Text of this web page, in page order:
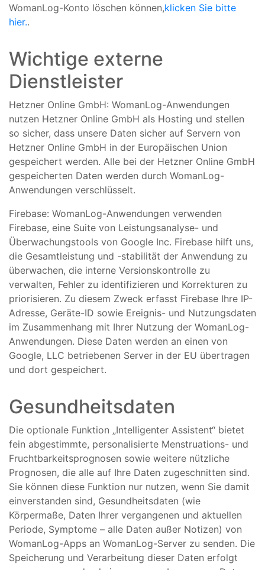
WomanLog-Konto löschen können,klicken Sie bitte
hier..
Wichtige externe
Dienstleister
Hetzner Online GmbH: WomanLog-Anwendungen
nutzen Hetzner Online GmbH als Hosting und stellen
so sicher, dass unsere Daten sicher auf Servern von
Hetzner Online GmbH in der Europäischen Union
gespeichert werden. Alle bei der Hetzner Online GmbH
gespeicherten Daten werden durch WomanLog-
Anwendungen verschlüsselt.
Firebase: WomanLog-Anwendungen verwenden
Firebase, eine Suite von Leistungsanalyse- und
Überwachungstools von Google Inc. Firebase hilft uns,
die Gesamtleistung und -stabilität der Anwendung zu
überwachen, die interne Versionskontrolle zu
verwalten, Fehler zu identifizieren und Korrekturen zu
priorisieren. Zu diesem Zweck erfasst Firebase Ihre IP-
Adresse, Geräte-ID sowie Ereignis- und Nutzungsdaten
im Zusammenhang mit Ihrer Nutzung der WomanLog-
Anwendungen. Diese Daten werden an einen von
Google, LLC betriebenen Server in der EU übertragen
und dort gespeichert.
Gesundheitsdaten
Die optionale Funktion „Intelligenter Assistent“ bietet
fein abgestimmte, personalisierte Menstruations- und
Fruchtbarkeitsprognosen sowie weitere nützliche
Prognosen, die alle auf Ihre Daten zugeschnitten sind.
Sie können diese Funktion nur nutzen, wenn Sie damit
einverstanden sind, Gesundheitsdaten (wie
Körpermaße, Daten Ihrer vergangenen und aktuellen
Periode, Symptome – alle Daten außer Notizen) von
WomanLog-Apps an WomanLog-Server zu senden. Die
Speicherung und Verarbeitung dieser Daten erfolgt